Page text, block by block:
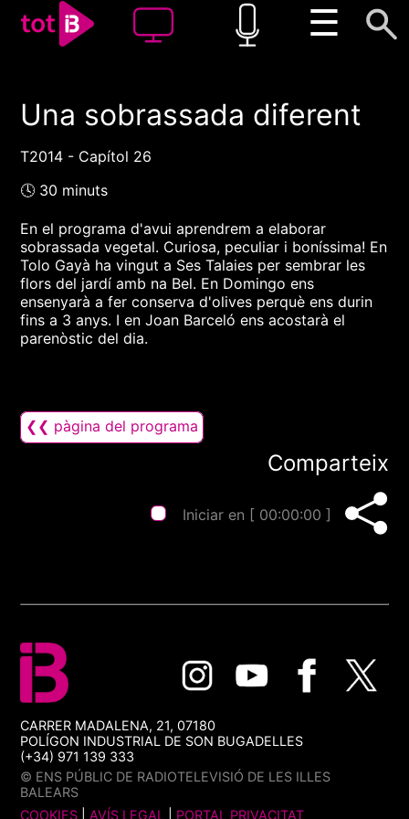
☰
00:00 00:00
1x
Una sobrassada diferent
T2014 - Capítol 26
🕓 30 minuts
En el programa d'avui aprendrem a elaborar
sobrassada vegetal. Curiosa, peculiar i boníssima! En
Tolo Gayà ha vingut a Ses Talaies per sembrar les
flors del jardí amb na Bel. En Domingo ens
ensenyarà a fer conserva d'olives perquè ens durin
fins a 3 anys. I en Joan Barceló ens acostarà el
parenòstic del dia.
❮❮ pàgina del programa
Comparteix
Iniciar en [ 00:00:00 ]
CARRER MADALENA, 21, 07180
POLÍGON INDUSTRIAL DE SON BUGADELLES
(+34) 971 139 333
© ENS PÚBLIC DE RADIOTELEVISIÓ DE LES ILLES
BALEARS
COOKIES
AVÍS LEGAL PORTAL PRIVACITAT